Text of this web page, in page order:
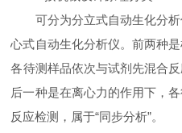
可分为分立式自动生化分析
心式自动生化分析仪。前两种
各待测样品依次与试剂先混合
后一种是在离心力的作用下，
反应检测，属于“同步分析”。